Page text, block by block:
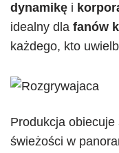
dynamikę i
idealny dla fanów
każdego, kto
Produkcja
świeżości w